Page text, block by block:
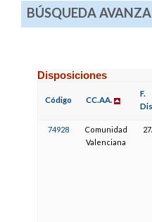
BÚSQUEDA
Disposiciones
Código CC.AA.
F.
74928
Comunidad
Valenciana